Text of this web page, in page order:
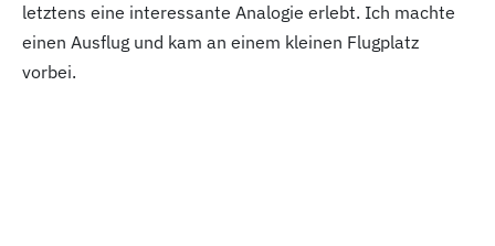
letztens eine interessante Analogie erlebt. Ich machte
einen Ausflug und kam an einem kleinen Flugplatz
vorbei.